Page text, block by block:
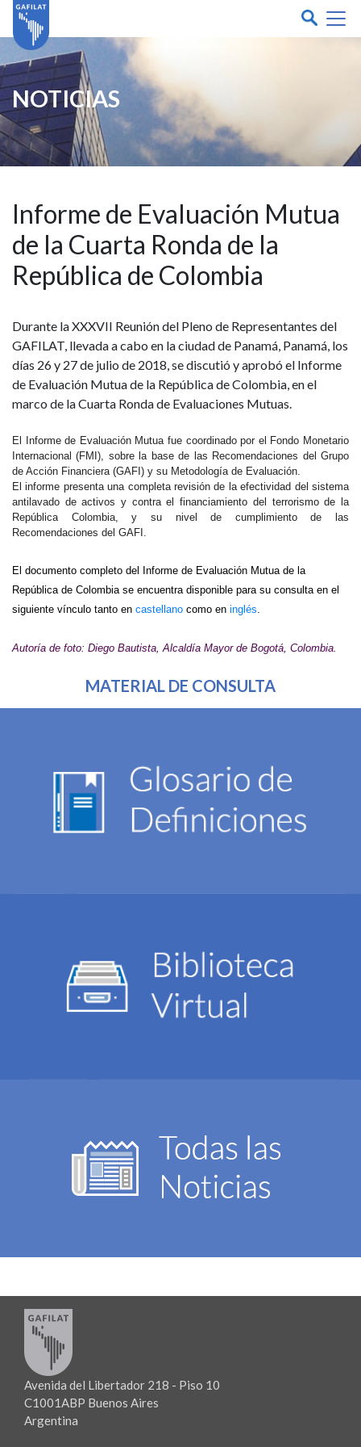
NOTICIAS
Informe de Evaluación Mutua
de la Cuarta Ronda de la
República de Colombia
Durante la XXXVII Reunión del Pleno de Representantes del
GAFILAT, llevada a cabo en la ciudad de Panamá, Panamá, los
días 26 y 27 de julio de 2018, se discutió y aprobó el Informe
de Evaluación Mutua de la República de Colombia, en el
marco de la Cuarta Ronda de Evaluaciones Mutuas.
El Informe de Evaluación Mutua fue coordinado por el Fondo Monetario
Internacional (FMI), sobre la base de las Recomendaciones del Grupo
de Acción Financiera (GAFI) y su Metodología de Evaluación.
El informe presenta una completa revisión de la efectividad del sistema
antilavado de activos y contra el financiamiento del terrorismo de la
República Colombia, y su nivel de cumplimiento de las
Recomendaciones del GAFI.
El documento completo del Informe de Evaluación Mutua de la
República de Colombia se encuentra disponible para su consulta en el
siguiente vínculo tanto en castellano como en inglés.
Autoría de foto: Diego Bautista, Alcaldía Mayor de Bogotá, Colombia.
MATERIAL DE CONSULTA
Avenida del Libertador 218 - Piso 10
C1001ABP Buenos Aires
Argentina